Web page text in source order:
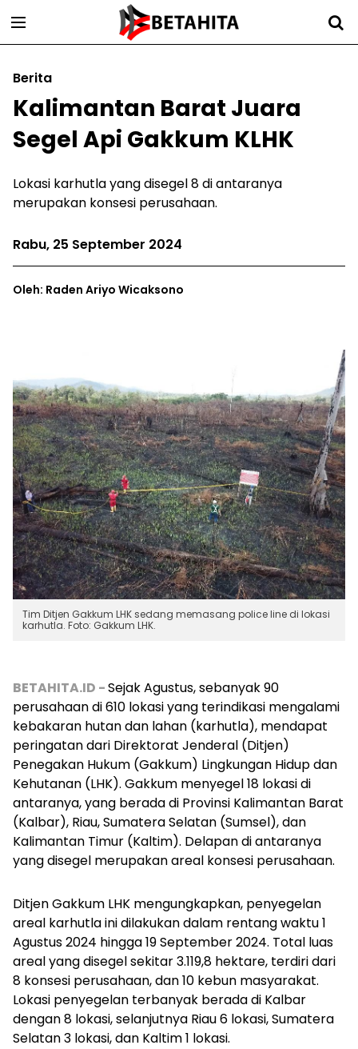
Berita
Kalimantan Barat Juara
Segel Api Gakkum KLHK
Lokasi karhutla yang disegel 8 di antaranya
merupakan konsesi perusahaan.
Rabu, 25 September 2024
Oleh: Raden Ariyo Wicaksono
Tim Ditjen Gakkum LHK sedang memasang police line di lokasi
karhutla. Foto: Gakkum LHK.
BETAHITA.ID -Sejak Agustus, sebanyak 90
perusahaan di 610 lokasi yang terindikasi mengalami
kebakaran hutan dan lahan (karhutla), mendapat
peringatan dari Direktorat Jenderal (Ditjen)
Penegakan Hukum (Gakkum) Lingkungan Hidup dan
Kehutanan (LHK). Gakkum menyegel 18 lokasi di
antaranya, yang berada di Provinsi Kalimantan Barat
(Kalbar), Riau, Sumatera Selatan (Sumsel), dan
Kalimantan Timur (Kaltim). Delapan di antaranya
yang disegel merupakan areal konsesi perusahaan.
Ditjen Gakkum LHK mengungkapkan, penyegelan
areal karhutla ini dilakukan dalam rentang waktu 1
Agustus 2024 hingga 19 September 2024. Total luas
areal yang disegel sekitar 3.119,8 hektare, terdiri dari
8 konsesi perusahaan, dan 10 kebun masyarakat.
Lokasi penyegelan terbanyak berada di Kalbar
dengan 8 lokasi, selanjutnya Riau 6 lokasi, Sumatera
Selatan 3 lokasi, dan Kaltim 1 lokasi.